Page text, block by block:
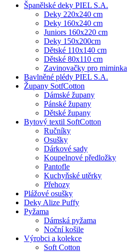
Španělské deky PIEL S.A.
Deky 220x240 cm
Deky 160x240 cm
Juniors 160x220 cm
Deky 150x200cm
Dětské 110x140 cm
Dětské 80x110 cm
Zavinovačky pro miminka
Bavlněné plédy PIEL S.A.
Župany SotfCotton
Dámské župany
Pánské župany
Dětské župany
Bytový textil SoftCotton
Ručníky
Osušky
Dárkové sady
Koupelnové předložky
Pantofle
Kuchyňské utěrky
Přehozy
Plážové osušky
Deky Alize Puffy
Pyžama
Dámská pyžama
Noční košile
Výrobci a kolekce
Soft Cotton